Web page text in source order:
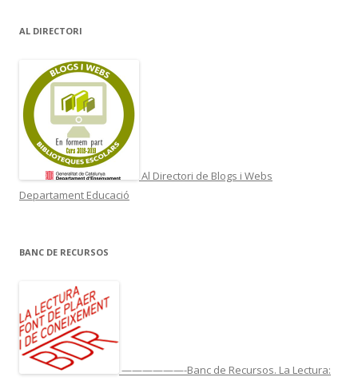
AL DIRECTORI
Al Directori de Blogs i Webs
Departament Educació
BANC DE RECURSOS
——————-Banc de Recursos. La Lectura: